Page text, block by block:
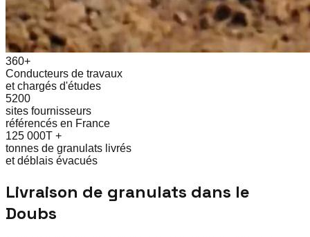
360+
Conducteurs de travaux
et chargés d'études
5200
sites fournisseurs
référencés en France
125 000T +
tonnes de granulats livrés
et déblais évacués
Livraison de granulats dans le
Doubs